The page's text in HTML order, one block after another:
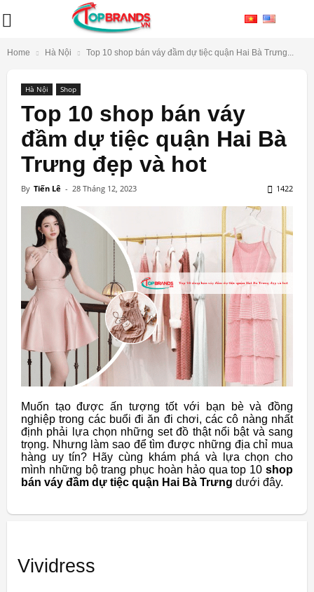
Home Hà Nội Top 10 shop bán váy đầm dự tiệc quận Hai Bà Trưng...
Hà Nội Shop
Top 10 shop bán váy
đầm dự tiệc quận Hai Bà
Trưng đẹp và hot
By Tiến Lê - 28 Tháng 12, 2023 1422
Muốn tạo được ấn tượng tốt với bạn bè và đồng
nghiệp trong các buổi đi ăn đi chơi, các cô nàng nhất
định phải lựa chọn những set đồ thật nổi bật và sang
trọng. Nhưng làm sao để tìm được những địa chỉ mua
hàng uy tín? Hãy cùng khám phá và lựa chọn cho
mình những bộ trang phục hoàn hảo qua top 10 shop
bán váy đầm dự tiệc quận Hai Bà Trưng dưới đây.
Vividress